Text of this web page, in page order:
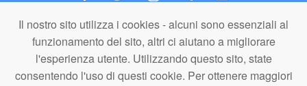
Il nostro sito utilizza i cookies - alcuni sono essenziali al
funzionamento del sito, altri ci aiutano a migliorare
l'esperienza utente. Utilizzando questo sito, state
consentendo l'uso di questi cookie. Per ottenere maggiori
italiaNATURISTA
Editore e Redazione
A.N.ITA. Associazione Naturista Italiana (APS)
C.F. 80203710159